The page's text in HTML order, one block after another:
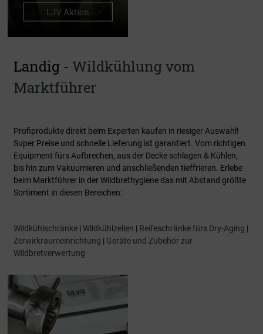
LJV Aktion
Landig - Wildkühlung vom
Marktführer
Profiprodukte direkt beim Experten kaufen in riesiger Auswahl!
Super Preise und schnelle Lieferung ist garantiert. Vom richtigen
Equipment fürs Aufbrechen, aus der Decke schlagen & Kühlen,
bis hin zum Vakuumieren und anschließenden tieffrieren. Erlebe
beim Marktführer in der Wildbrethygiene das mit Abstand größte
Sortiment in diesen Bereichen:
Wildkühlschränke | Wildkühlzellen | Reifeschränke fürs Dry-Aging |
Zerwirkraumeinrichtung | Geräte und Zubehör zur
Wildbretverwertung